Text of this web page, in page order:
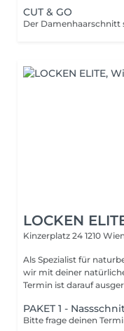
CUT & GO
LOCKEN
Kinzerplatz 24 1210
Als Spezialist für
wir mit deiner
Termin ist darauf
PAKET 1 -